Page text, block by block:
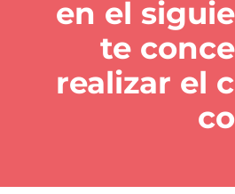
en el
te
realizar el